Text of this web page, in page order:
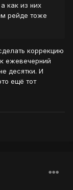
как из них
рейде тоже
коррекцию
ежевечерний
десятки. И
ещё тот